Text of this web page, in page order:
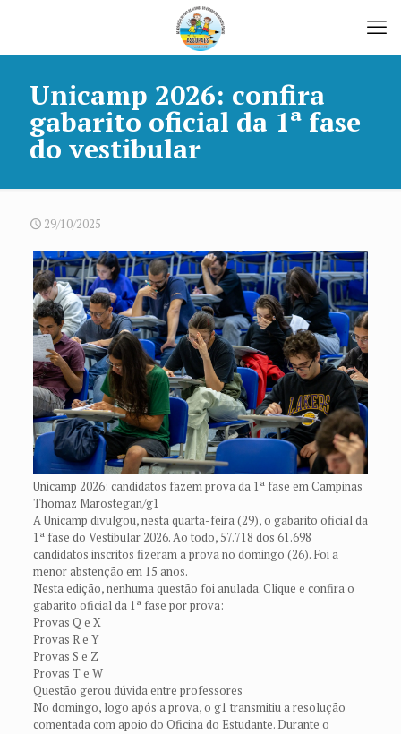
Unicamp 2026: confira
gabarito oficial da 1ª fase
do vestibular
29/10/2025
Unicamp 2026: candidatos fazem prova da 1ª fase em Campinas
Thomaz Marostegan/g1
A Unicamp divulgou, nesta quarta-feira (29), o gabarito oficial da
1ª fase do Vestibular 2026. Ao todo, 57.718 dos 61.698
candidatos inscritos fizeram a prova no domingo (26). Foi a
menor abstenção em 15 anos.
Nesta edição, nenhuma questão foi anulada. Clique e confira o
gabarito oficial da 1ª fase por prova:
Provas Q e X
Provas R e Y
Provas S e Z
Provas T e W
Questão gerou dúvida entre professores
No domingo, logo após a prova, o g1 transmitiu a resolução
comentada com apoio do Oficina do Estudante. Durante o